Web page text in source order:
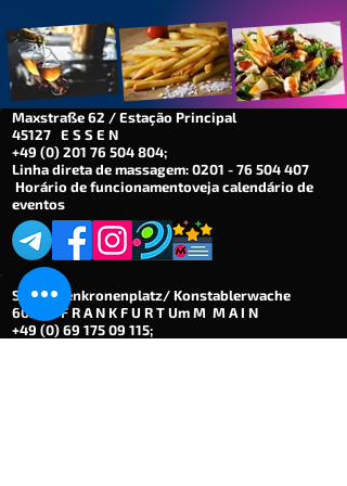
Maxstraße 62 / Estação Principal
45127 E S S E N
+49 (0) 201 76 504 804;
Linha direta de massagem:0201 - 76 504 407
Horário de funcionamentoveja calendário de
eventos
Schwedenkronenplatz/ Konstablerwache
60313 F R A N K F U R T Um M M A I N
+49 (0) 69 175 09 115;